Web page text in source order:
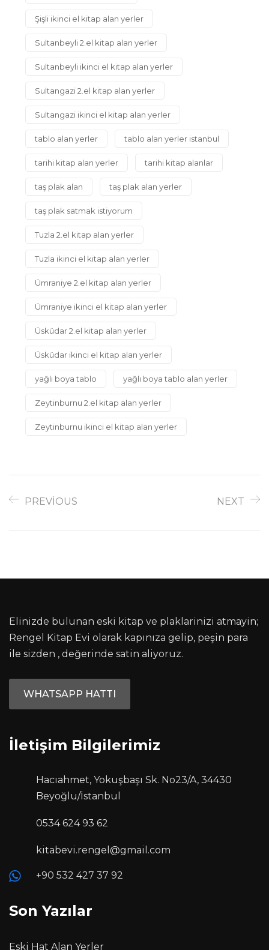
Şişli ikinci el kitap alan yerler
Sultanbeyli 2.el kitap alan yerler
Sultanbeyli ikinci el kitap alan yerler
Sultangazi 2.el kitap alan yerler
Sultangazi ikinci el kitap alan yerler
tablo alan yerler tablo alan yerler istanbul
tarihi kitap alan yerler tarihi kitap alanlar
taş plak alan taş plak alan yerler
taş plak satmak istiyorum
Tuzla 2.el kitap alan yerler
Tuzla ikinci el kitap alan yerler
Ümraniye 2.el kitap alan yerler
Ümraniye ikinci el kitap alan yerler
Üsküdar 2.el kitap alan yerler
Üsküdar ikinci el kitap alan yerler
yağlı boya tablo yağlı boya tablo alan yerler
Zeytinburnu 2.el kitap alan yerler
Zeytinburnu ikinci el kitap alan yerler
PREVIOUS NEXT
Elinizde bulunan eski kitap ve plaklarinizi atmayin;
Rengel Kitap Evi olarak kapınıza gelip, peşin para
ile sizden , değerinde satin aliyoruz.
WHATSAPP HATTI
İletişim Bilgilerimiz
Hacıahmet, Yokuşbaşı Sk. No23/A, 34430
Beyoğlu/İstanbul
0534 624 93 62
kitabevi.rengel@gmail.com
+90 532 427 37 92
Son Yazılar
Eski Hat Alan Yerler